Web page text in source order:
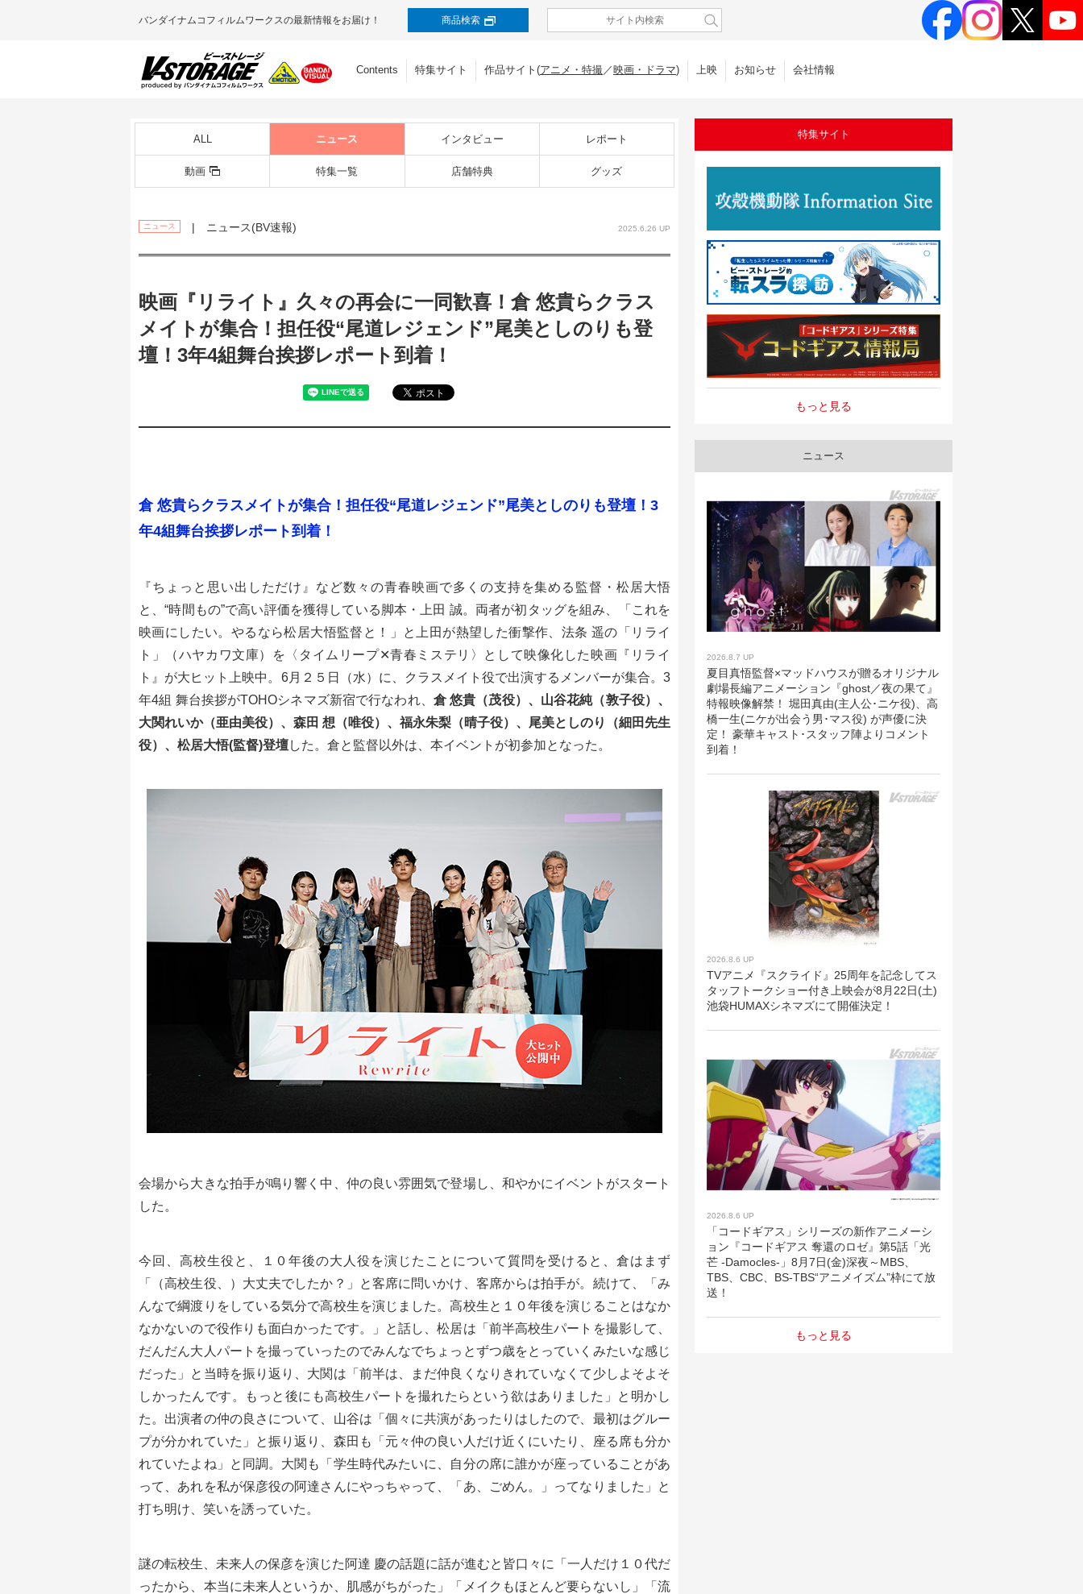
バンダイナムコフィルムワークスの最新情報をお届け！ 商品検索
Contents 特集サイト 作品サイト(アニメ・特撮／映画・ドラマ) 上映 お知らせ 会社情報
ALL ニュース インタビュー レポート
動画 特集一覧 店舗特典 グッズ
ニュース | ニュース(BV速報) 2025.6.26 UP
映画『リライト』久々の再会に一同歓喜！倉 悠貴らクラス
メイトが集合！担任役“尾道レジェンド”尾美としのりも登
壇！3年4組舞台挨拶レポート到着！
倉 悠貴らクラスメイトが集合！担任役“尾道レジェンド”尾美としのりも登壇！3
年4組舞台挨拶レポート到着！
『ちょっと思い出しただけ』など数々の青春映画で多くの支持を集める監督・松居大悟
と、“時間もの”で高い評価を獲得している脚本・上田 誠。両者が初タッグを組み、「これを
映画にしたい。やるなら松居大悟監督と！」と上田が熱望した衝撃作、法条 遥の「リライ
ト」（ハヤカワ文庫）を〈タイムリープ✕青春ミステリ〉として映像化した映画『リライ
ト』が大ヒット上映中。6月２５日（水）に、クラスメイト役で出演するメンバーが集合。3
年4組 舞台挨拶がTOHOシネマズ新宿で行なわれ、 倉 悠貴（茂役）、山谷花純（敦子役）、
大関れいか（亜由美役）、森田 想（唯役）、福永朱梨（晴子役）、尾美としのり（細田先生
役）、松居大悟(監督)登壇した。倉と監督以外は、本イベントが初参加となった。
会場から大きな拍手が鳴り響く中、仲の良い雰囲気で登場し、和やかにイベントがスタート
した。
今回、高校生役と、１０年後の大人役を演じたことについて質問を受けると、倉はまず
「（高校生役、）大丈夫でしたか？」と客席に問いかけ、客席からは拍手が。続けて、「み
んなで綱渡りをしている気分で高校生を演じました。高校生と１０年後を演じることはなか
なかないので役作りも面白かったです。」と話し、松居は「前半高校生パートを撮影して、
だんだん大人パートを撮っていったのでみんなでちょっとずつ歳をとっていくみたいな感じ
だった」と当時を振り返り、大関は「前半は、まだ仲良くなりきれていなくて少しよそよそ
しかったんです。もっと後にも高校生パートを撮れたらという欲はありました」と明かし
た。出演者の仲の良さについて、山谷は「個々に共演があったりはしたので、最初はグルー
プが分かれていた」と振り返り、森田も「元々仲の良い人だけ近くにいたり、座る席も分か
れていたよね」と同調。大関も「学生時代みたいに、自分の席に誰かが座っていることがあ
って、あれを私が保彦役の阿達さんにやっちゃって、「あ、ごめん。」ってなりました」と
打ち明け、笑いを誘っていた。
謎の転校生、未来人の保彦を演じた阿達 慶の話題に話が進むと皆口々に「一人だけ１０代だ
ったから、本当に未来人というか、肌感がちがった」「メイクもほとんど要らないし」「流
特集サイト
もっと見る
ニュース
2026.8.7 UP
夏目真悟監督×マッドハウスが贈るオリジナル
劇場長編アニメーション『ghost／夜の果て』
特報映像解禁！ 堀田真由(主人公･ニケ役)、高
橋一生(ニケが出会う男･マス役) が声優に決
定！ 豪華キャスト･スタッフ陣よりコメント
到着！
2026.8.6 UP
TVアニメ『スクライド』25周年を記念してス
タッフトークショー付き上映会が8月22日(土)
池袋HUMAXシネマズにて開催決定！
2026.8.6 UP
「コードギアス」シリーズの新作アニメーシ
ョン『コードギアス 奪還のロゼ』第5話「光
芒 -Damocles-」8月7日(金)深夜～MBS、
TBS、CBC、BS-TBS“アニメイズム”枠にて放
送！
もっと見る